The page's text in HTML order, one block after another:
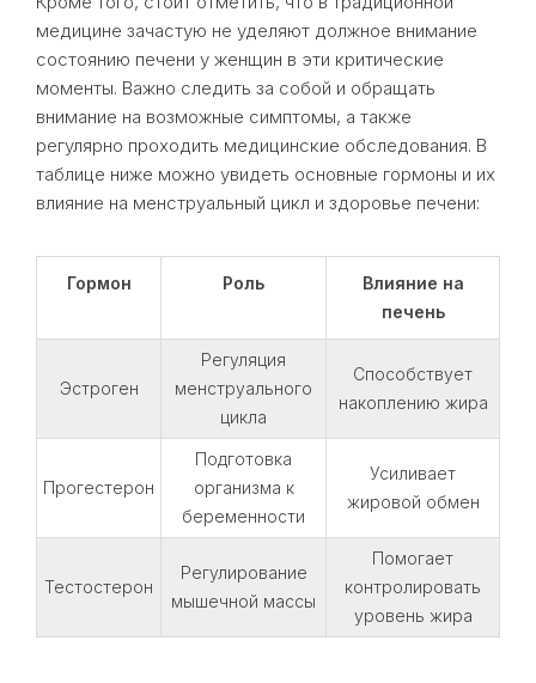
медицине зачастую не уделяют должное внимание
состоянию печени у женщин в эти критические
моменты. Важно следить за собой и обращать
внимание на возможные симптомы, а также
регулярно проходить медицинские обследования. В
таблице ниже можно увидеть основные гормоны и их
влияние на менструальный цикл и здоровье печени:
Гормон Роль
Влияние на
печень
Эстроген
Регуляция
менструального
цикла
Способствует
накоплению жира
Прогестерон
Подготовка
организма к
беременности
Усиливает
жировой обмен
Тестостерон
Регулирование
мышечной массы
Помогает
контролировать
уровень жира